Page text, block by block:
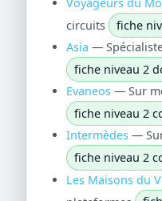
circuits
fiche
Asia —
fiche niveau 2
Evaneos— Sur
fiche niveau 2
Intermèdes—
fiche niveau 2
Les Maisons du